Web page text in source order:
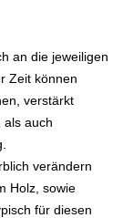
an die jeweiligen
Zeit können
verstärkt
als auch
verändern
Holz, sowie
für diesen